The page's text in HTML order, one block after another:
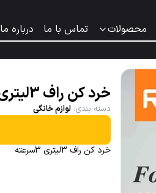
محصولات تماس با ما درباره ما
خرد کن راف 3لیتری 3سرعته مدل 7037
دسته بندی: لوازم خانگی
خرد کن راف 3لیتری 3سرعته